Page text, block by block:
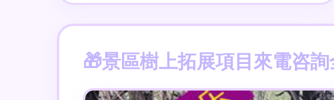
景區樹上拓展項目來電咨